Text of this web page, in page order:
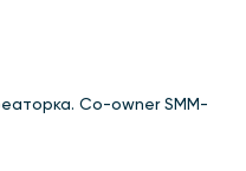
Co-owner SMM-